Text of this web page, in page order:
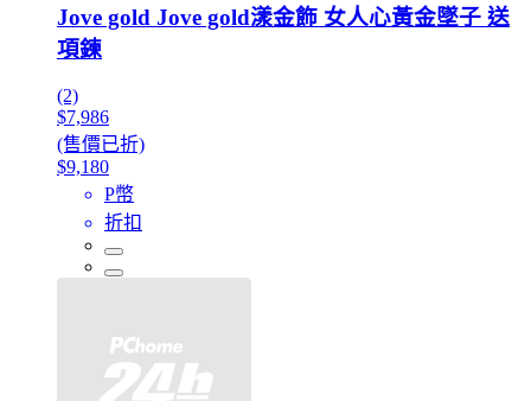
Jove gold Jove gold漾金飾 女人心黃金墜子 送
項鍊
(2)
$7,986
(售價已折)
$9,180
P幣
折扣